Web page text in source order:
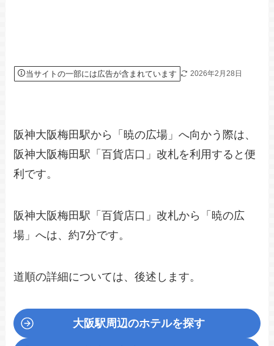
当サイトの一部には広告が含まれています 2026年2月28日
阪神大阪梅田駅から「暁の広場」へ向かう際は、
阪神大阪梅田駅「百貨店口」改札を利用すると便
利です。
阪神大阪梅田駅「百貨店口」改札から「暁の広
場」へは、約7分です。
道順の詳細については、後述します。
大阪駅周辺のホテルを探す